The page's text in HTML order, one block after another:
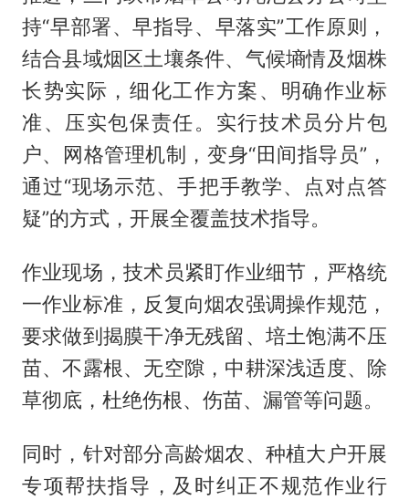
持“早部署、早指导、早落实”工作原则，
结合县域烟区土壤条件、气候墒情及烟株
长势实际，细化工作方案、明确作业标
准、压实包保责任。实行技术员分片包
户、网格管理机制，变身“田间指导员”，
通过“现场示范、手把手教学、点对点答
疑”的方式，开展全覆盖技术指导。
作业现场，技术员紧盯作业细节，严格统
一作业标准，反复向烟农强调操作规范，
要求做到揭膜干净无残留、培土饱满不压
苗、不露根、无空隙，中耕深浅适度、除
草彻底，杜绝伤根、伤苗、漏管等问题。
同时，针对部分高龄烟农、种植大户开展
专项帮扶指导，及时纠正不规范作业行